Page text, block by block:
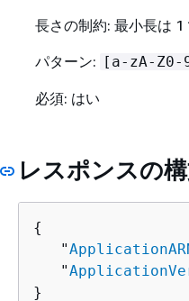
長さの制約: 最小長は 1
パターン:
[a-zA-
必須: はい
レスポンスの
{
   "
   "
}